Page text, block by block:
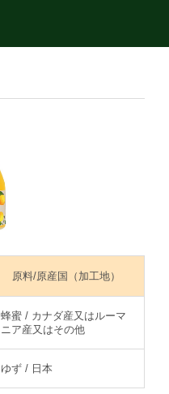
原料/原産国（加工地）
蜂蜜 / カナダ産又はルーマ
ニア産又はその他
ゆず / 日本